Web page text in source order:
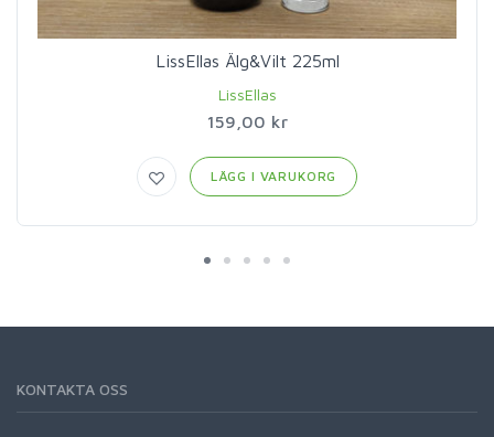
LissEllas Älg&Vilt 225ml
LissEllas
159,00 kr
LÄGG I VARUKORG
KONTAKTA OSS